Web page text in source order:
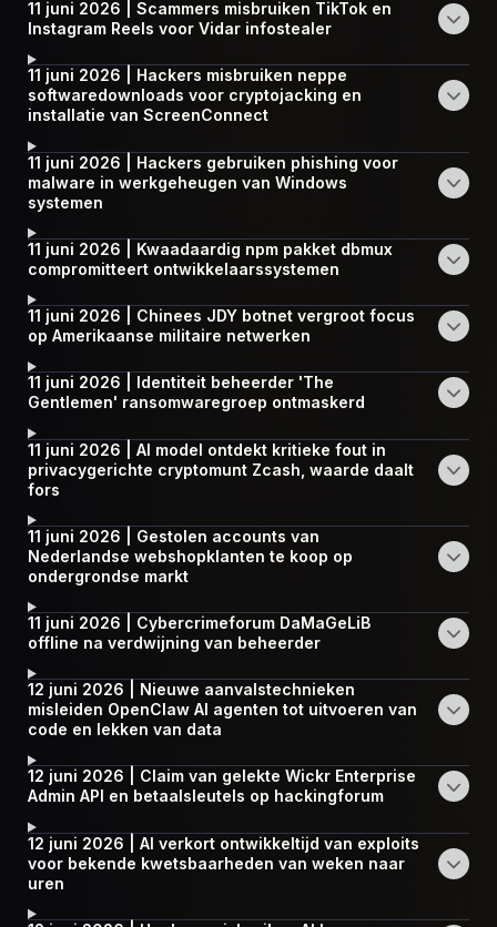
11 juni 2026 | Scammers misbruiken TikTok en
Instagram Reels voor Vidar infostealer
11 juni 2026 | Hackers misbruiken neppe
softwaredownloads voor cryptojacking en
installatie van ScreenConnect
11 juni 2026 | Hackers gebruiken phishing voor
malware in werkgeheugen van Windows
systemen
11 juni 2026 | Kwaadaardig npm pakket dbmux
compromitteert ontwikkelaarssystemen
11 juni 2026 | Chinees JDY botnet vergroot focus
op Amerikaanse militaire netwerken
11 juni 2026 | Identiteit beheerder 'The
Gentlemen' ransomwaregroep ontmaskerd
11 juni 2026 | AI model ontdekt kritieke fout in
privacygerichte cryptomunt Zcash, waarde daalt
fors
11 juni 2026 | Gestolen accounts van
Nederlandse webshopklanten te koop op
ondergrondse markt
11 juni 2026 | Cybercrimeforum DaMaGeLiB
offline na verdwijning van beheerder
12 juni 2026 | Nieuwe aanvalstechnieken
misleiden OpenClaw AI agenten tot uitvoeren van
code en lekken van data
12 juni 2026 | Claim van gelekte Wickr Enterprise
Admin API en betaalsleutels op hackingforum
12 juni 2026 | AI verkort ontwikkeltijd van exploits
voor bekende kwetsbaarheden van weken naar
uren